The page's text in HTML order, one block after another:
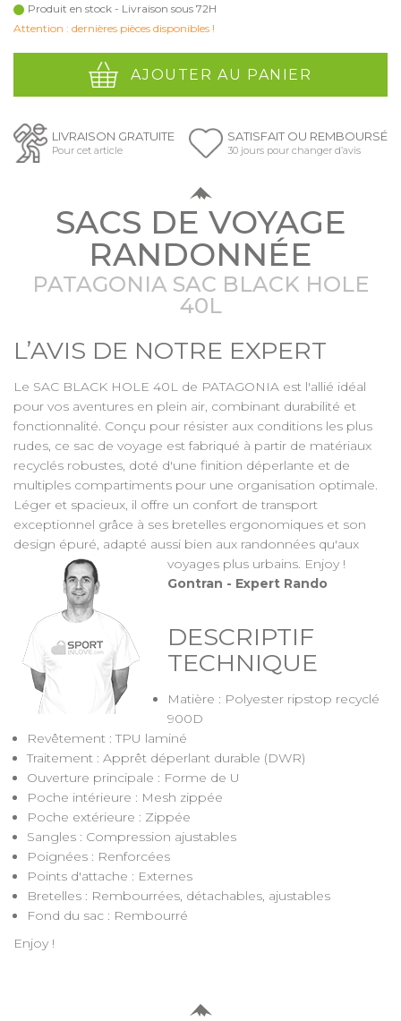
Produit en stock - Livraison sous 72H
Attention : dernières pièces disponibles !
AJOUTER AU PANIER
LIVRAISON GRATUITE
Pour cet article
SATISFAIT OU REMBOURSÉ
30 jours pour changer d’avis
SACS DE VOYAGE
RANDONNÉE
PATAGONIA SAC BLACK HOLE
40L
L’AVIS DE NOTRE EXPERT
Le SAC BLACK HOLE 40L de PATAGONIA est l'allié idéal
pour vos aventures en plein air, combinant durabilité et
fonctionnalité. Conçu pour résister aux conditions les plus
rudes, ce sac de voyage est fabriqué à partir de matériaux
recyclés robustes, doté d'une finition déperlante et de
multiples compartiments pour une organisation optimale.
Léger et spacieux, il offre un confort de transport
exceptionnel grâce à ses bretelles ergonomiques et son
design épuré, adapté aussi bien aux randonnées qu'aux
voyages plus urbains. Enjoy !
Gontran - Expert Rando
DESCRIPTIF
TECHNIQUE
Matière : Polyester ripstop recyclé
900D
Revêtement : TPU laminé
Traitement : Apprêt déperlant durable (DWR)
Ouverture principale : Forme de U
Poche intérieure : Mesh zippée
Poche extérieure : Zippée
Sangles : Compression ajustables
Poignées : Renforcées
Points d'attache : Externes
Bretelles : Rembourrées, détachables, ajustables
Fond du sac : Rembourré
Enjoy !